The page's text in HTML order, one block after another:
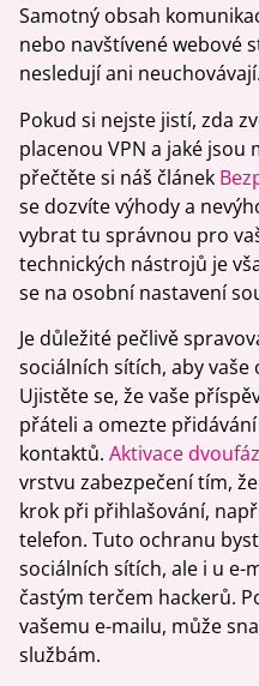
Samotný obsah
nebo navštívené webové
nesledují ani neuchovávají.
Pokud si nejste jistí, zda
placenou VPN a jaké
přečtěte si náš článek
se dozvíte výhody a
vybrat tu správnou pro
technických nástrojů je
se na osobní nastavení
Je důležité pečlivě
sociálních sítích, aby
Ujistěte se, že vaše
přáteli a omezte
kontaktů. Aktivace
vrstvu zabezpečení tím,
krok při přihlašování,
telefon. Tuto ochranu
sociálních sítích, ale i u e-
častým terčem hackerů.
vašemu e-mailu, může
službám.